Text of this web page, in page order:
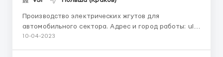
Производство электрических жгутов для
автомобильного сектора. Адрес и город работы: ul.
Grunwaldzka 5, 34-300 Żywiec Должность: Работник
10-04-2023